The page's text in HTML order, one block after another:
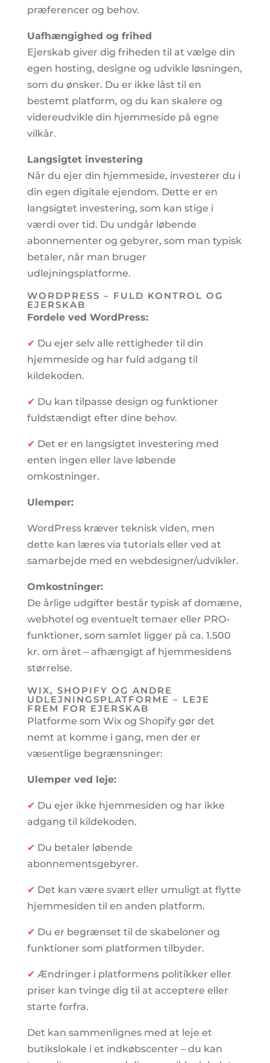
præferencer og behov.
Uafhængighed og frihed
Ejerskab giver dig friheden til at vælge din
egen hosting, designe og udvikle løsningen,
som du ønsker. Du er ikke låst til en
bestemt platform, og du kan skalere og
videreudvikle din hjemmeside på egne
vilkår.
Langsigtet investering
Når du ejer din hjemmeside, investerer du i
din egen digitale ejendom. Dette er en
langsigtet investering, som kan stige i
værdi over tid. Du undgår løbende
abonnementer og gebyrer, som man typisk
betaler, når man bruger
udlejningsplatforme.
WORDPRESS – FULD KONTROL OG
EJERSKAB
Fordele ved WordPress:
✔ Du ejer selv alle rettigheder til din
hjemmeside og har fuld adgang til
kildekoden.
✔ Du kan tilpasse design og funktioner
fuldstændigt efter dine behov.
✔ Det er en langsigtet investering med
enten ingen eller lave løbende
omkostninger.
Ulemper:
WordPress kræver teknisk viden, men
dette kan læres via tutorials eller ved at
samarbejde med en webdesigner/udvikler.
Omkostninger:
De årlige udgifter består typisk af domæne,
webhotel og eventuelt temaer eller PRO-
funktioner, som samlet ligger på ca. 1.500
kr. om året – afhængigt af hjemmesidens
størrelse.
WIX, SHOPIFY OG ANDRE
UDLEJNINGSPLATFORME – LEJE
FREM FOR EJERSKAB
Platforme som Wix og Shopify gør det
nemt at komme i gang, men der er
væsentlige begrænsninger:
Ulemper ved leje:
✔ Du ejer ikke hjemmesiden og har ikke
adgang til kildekoden.
✔ Du betaler løbende
abonnementsgebyrer.
✔ Det kan være svært eller umuligt at flytte
hjemmesiden til en anden platform.
✔ Du er begrænset til de skabeloner og
funktioner som platformen tilbyder.
✔ Ændringer i platformens politikker eller
priser kan tvinge dig til at acceptere eller
starte forfra.
Det kan sammenlignes med at leje et
butikslokale i et indkøbscenter – du kan